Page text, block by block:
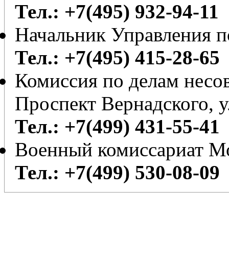
Тел.: +7(495) 932-94-11
Начальник
Тел.: +7(495) 415-28-65
Комиссия по делам
Проспект Вернадского,
Тел.: +7(499) 431-55-41
Военный комиссариат
Тел.: +7(499) 530-08-09